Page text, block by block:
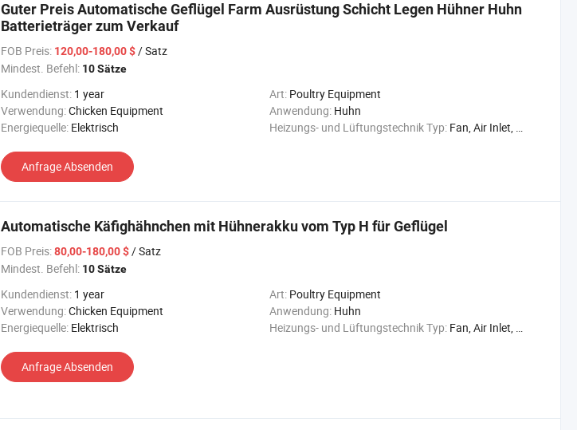
Guter Preis Automatische Geflügel Farm Ausrüstung Schicht Legen Hühner Huhn
Batterieträger zum Verkauf
FOB Preis: 120,00-180,00 $/ Satz
Mindest. Befehl: 10 Sätze
Kundendienst: 1 year Art: Poultry Equipment
Verwendung:Chicken Equipment Anwendung: Huhn
Energiequelle: Elektrisch Heizungs- und Lüftungstechnik Typ: Fan, Air Inlet, Cooling Pad
Anfrage Absenden
Automatische Käfighähnchen mit Hühnerakku vom Typ H für Geflügel
FOB Preis:80,00-180,00 $/ Satz
Mindest. Befehl: 10 Sätze
Kundendienst: 1 year Art: Poultry Equipment
Verwendung:Chicken Equipment Anwendung: Huhn
Energiequelle: Elektrisch Heizungs- und Lüftungstechnik Typ: Fan, Air Inlet, Cooling Pad
Anfrage Absenden